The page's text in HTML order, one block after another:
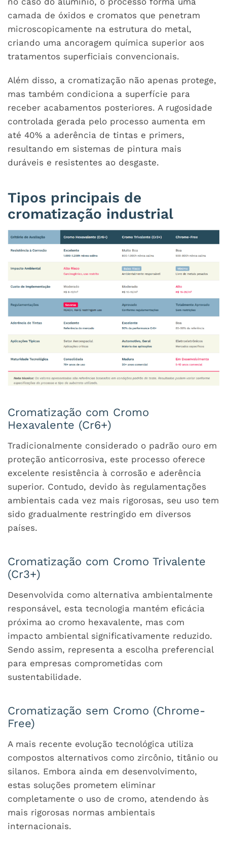
camada de óxidos e cromatos que penetram
microscopicamente na estrutura do metal,
criando uma ancoragem química superior aos
tratamentos superficiais convencionais.
Além disso, a cromatização não apenas protege,
mas também condiciona a superfície para
receber acabamentos posteriores. A rugosidade
controlada gerada pelo processo aumenta em
até 40% a aderência de tintas e primers,
resultando em sistemas de pintura mais
duráveis e resistentes ao desgaste.
Tipos principais de
cromatização industrial
Cromatização com Cromo
Hexavalente (Cr6+)
Tradicionalmente considerado o padrão ouro em
proteção anticorrosiva, este processo oferece
excelente resistência à corrosão e aderência
superior. Contudo, devido às regulamentações
ambientais cada vez mais rigorosas, seu uso tem
sido gradualmente restringido em diversos
países.
Cromatização com Cromo Trivalente
(Cr3+)
Desenvolvida como alternativa ambientalmente
responsável, esta tecnologia mantém eficácia
próxima ao cromo hexavalente, mas com
impacto ambiental significativamente reduzido.
Sendo assim, representa a escolha preferencial
para empresas comprometidas com
sustentabilidade.
Cromatização sem Cromo (Chrome-
Free)
A mais recente evolução tecnológica utiliza
compostos alternativos como zircônio, titânio ou
silanos. Embora ainda em desenvolvimento,
estas soluções prometem eliminar
completamente o uso de cromo, atendendo às
mais rigorosas normas ambientais
internacionais.